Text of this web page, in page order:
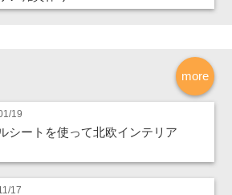
more
19
シートを使って北欧インテリア
17